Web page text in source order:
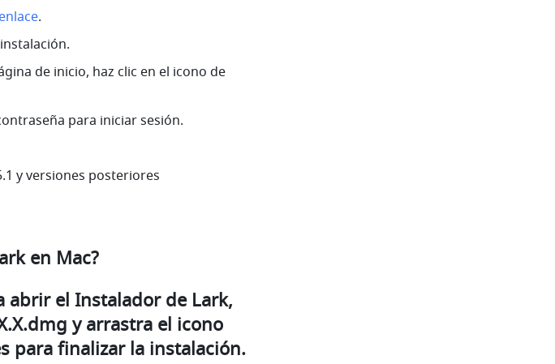
enlace.
de inicio, haz clic en el icono de
para iniciar sesión.
y versiones posteriores
en Mac?
abrir el Instalador de Lark,
para finalizar la instalación.